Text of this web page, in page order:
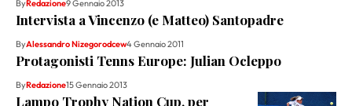
ByRedazione9 Gennaio 2013
Intervista a Vincenzo (e Matteo) Santopadre
ByAlessandro Nizegorodcew4 Gennaio 2011
Protagonisti Tenns Europe: Julian Ocleppo
ByRedazione15 Gennaio 2013
Lampo Trophy Nation Cup, per